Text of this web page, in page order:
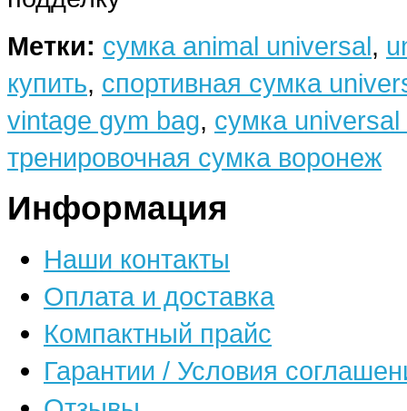
Метки: сумка animal universal,
купить, спортивная сумка
vintage gym bag, сумка
тренировочная сумка воронеж
Информация
Наши контакты
Оплата и доставка
Компактный прайс
Гарантии / Условия